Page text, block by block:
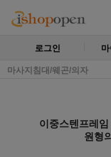
로그인
마사지침대/웨곤/의자
이중스텐프레
원형